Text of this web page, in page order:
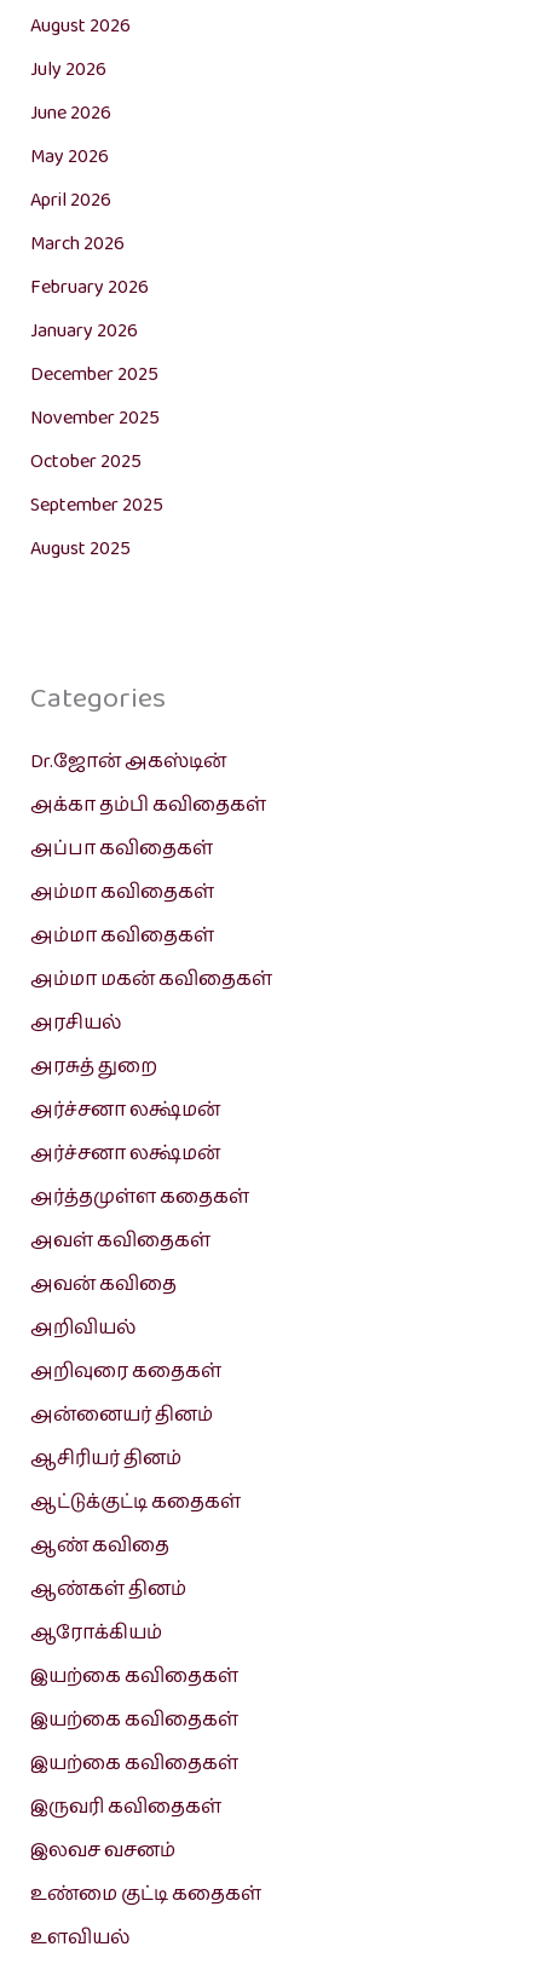
August 2026
July 2026
June 2026
May 2026
April 2026
March 2026
February 2026
January 2026
December 2025
November 2025
October 2025
September 2025
August 2025
Categories
Dr.ஜோன் அகஸ்டின்
அக்கா தம்பி கவிதைகள்
அப்பா கவிதைகள்
அம்மா கவிதைகள்
அம்மா கவிதைகள்
அம்மா மகன் கவிதைகள்
அரசியல்
அரசுத் துறை
அர்ச்சனா லக்ஷ்மன்
அர்ச்சனா லக்ஷ்மன்
அர்த்தமுள்ள கதைகள்
அவள் கவிதைகள்
அவன் கவிதை
அறிவியல்
அறிவுரை கதைகள்
அன்னையர் தினம்
ஆசிரியர் தினம்
ஆட்டுக்குட்டி கதைகள்
ஆண் கவிதை
ஆண்கள் தினம்
ஆரோக்கியம்
இயற்கை கவிதைகள்
இயற்கை கவிதைகள்
இயற்கை கவிதைகள்
இருவரி கவிதைகள்
இலவச வசனம்
உண்மை குட்டி கதைகள்
உளவியல்